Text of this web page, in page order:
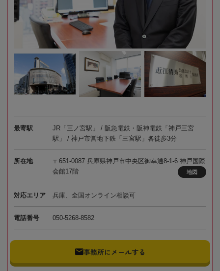
最寄駅
JR「三ノ宮駅」 / 阪急電鉄・阪神電鉄「神戸三宮
駅」 / 神戸市営地下鉄「三宮駅」各徒歩3分
所在地
〒651-0087 兵庫県神戸市中央区御幸通8-1-6 神戸国際
会館17階
地図
対応エリア 兵庫、全国オンライン相談可
電話番号 050-5268-8582
事務所にメールする